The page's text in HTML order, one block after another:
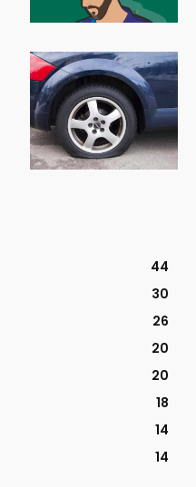
44
30
26
20
20
18
14
14